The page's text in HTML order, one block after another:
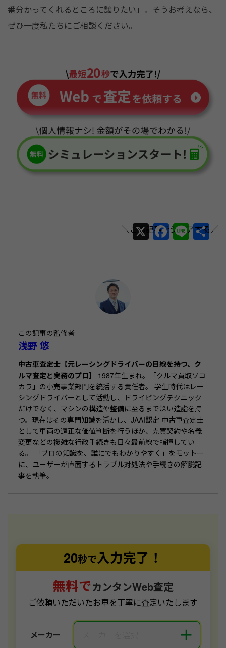
番分かってくれるところに譲りたい」。そうお考えなら、
ぜひ一度私たちにご相談ください。
X F
a
Li
n
共
この記事の監修者
浅野 悠
中古車査定士【元レーシングドライバーの目線を持つ、ク
ルマ査定と実務のプロ】
1987年生まれ。「クルマ買取ソコ
カラ」の小売事業部門を統括する責任者。 学生時代はレー
シングドライバーとして活動し、ドライビングテクニック
だけでなく、マシンの構造や整備に至るまで深い造詣を持
つ。現在はその専門知識を活かし、JAAI認定 中古車査定士
として車両の適正な価値判断を行うほか、売買契約や名義
変更などの複雑な行政手続きも日々最前線で指揮してい
る。 「プロの知識を、誰にでもわかりやすく」をモットー
に、ユーザーが直面するトラブル対処法や手続きの解説記
事を執筆。
20秒で入力完了！
無料でカンタンWeb査定
ご依頼いただいたお車を丁寧に査定いたします
メーカー ＋